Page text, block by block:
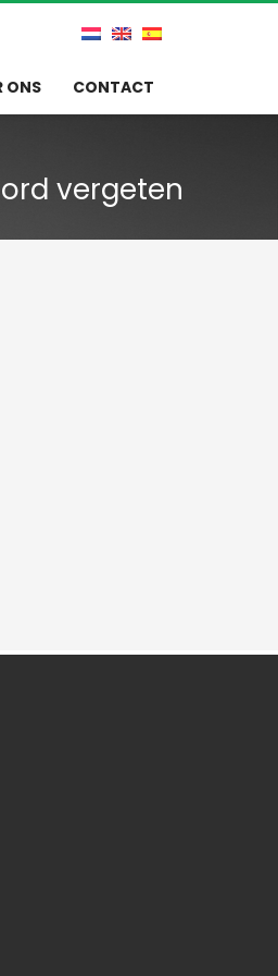
ONS CONTACT
vergeten